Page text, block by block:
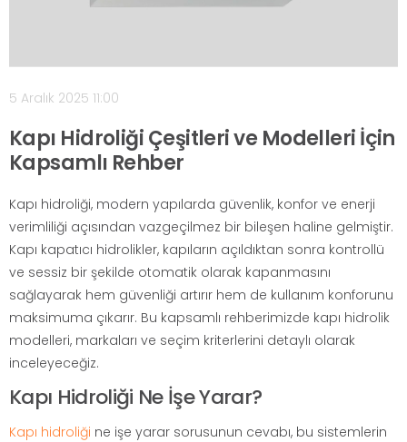
5 Aralık 2025 11:00
Kapı Hidroliği Çeşitleri ve Modelleri İçin
Kapsamlı Rehber
Kapı hidroliği, modern yapılarda güvenlik, konfor ve enerji
verimliliği açısından vazgeçilmez bir bileşen haline gelmiştir.
Kapı kapatıcı hidrolikler, kapıların açıldıktan sonra kontrollü
ve sessiz bir şekilde otomatik olarak kapanmasını
sağlayarak hem güvenliği artırır hem de kullanım konforunu
maksimuma çıkarır. Bu kapsamlı rehberimizde kapı hidrolik
modelleri, markaları ve seçim kriterlerini detaylı olarak
inceleyeceğiz.
Kapı Hidroliği Ne İşe Yarar?
Kapı hidroliği ne işe yarar sorusunun cevabı, bu sistemlerin